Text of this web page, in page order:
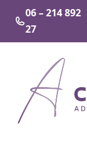
naar
de
06 – 214 892
27